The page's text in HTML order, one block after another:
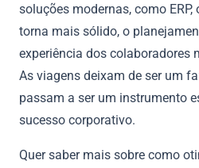
soluções modernas, como
torna mais sólido, o
experiência dos colaboradores
As viagens deixam de ser um
passam a ser um instrumento
sucesso corporativo.
Quer saber mais sobre como